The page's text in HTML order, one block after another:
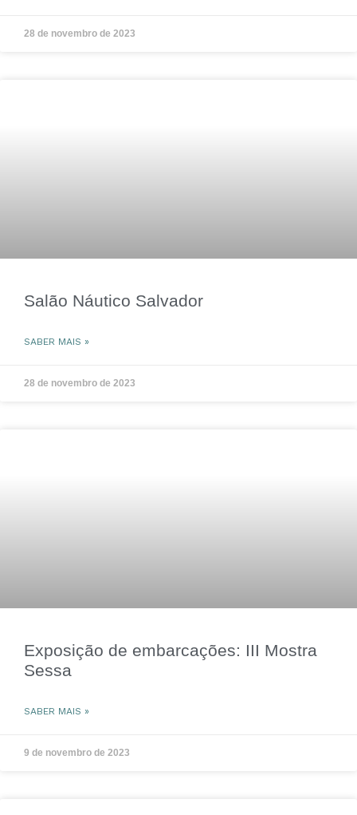
28 de novembro de 2023
Salão Náutico Salvador
SABER MAIS »
28 de novembro de 2023
Exposição de embarcações: III Mostra
Sessa
SABER MAIS »
9 de novembro de 2023